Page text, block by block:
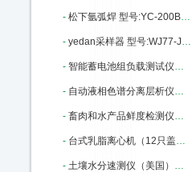
- 松下氩弧焊 型号:YC-200BL库号：M405995
- yedan采样器 型号:WJ77-JN3015-330ML库号：M347493
- 智能蓄电池组负载测试仪中西 型号:NYN-FZY-220-20库号：M364905
- 自动液相色谱分离层析仪（组合式）中西 型号:MC99-3库号：M405978
- 畜肉和水产品鲜度检测仪（中西器材） 型号:FX26-CSY-DS803库号：M203049
- 台式乳脂离心机（12只盖勃氏乳脂计）中西 型号:ZX8M/RZ50库号：M388599
- 土壤水分速测仪（美国）中西 型号:YS22/TDR300库号：M223519